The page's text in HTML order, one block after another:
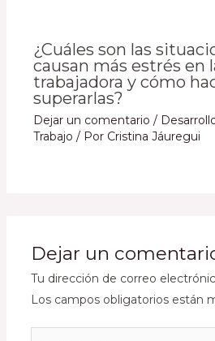
¿Cuáles son las
causan más estrés en
trabajadora y cómo
superarlas?
Dejar un comentario /
Trabajo / Por Cristina Jáuregui
Dejar un
Tu dirección de correo
Los campos obligatorios están